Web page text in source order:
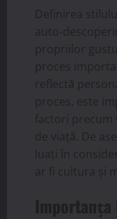
Definirea
auto-
propriilor
proces
reflectă
proces, este
factori precum
de viață. De
luați în
ar fi cultura și